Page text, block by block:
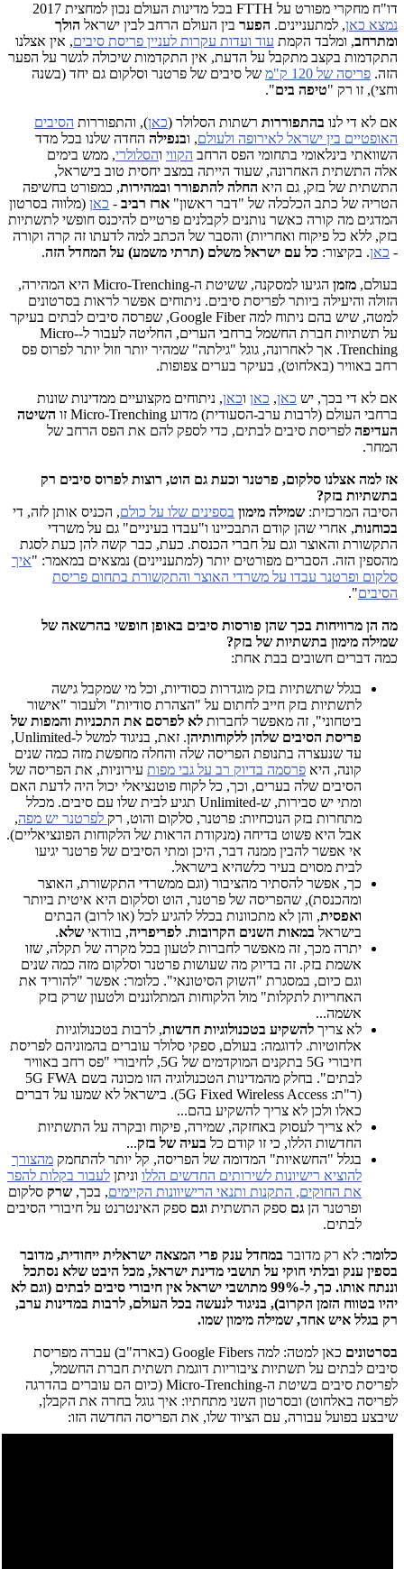
דו"ח מחקרי מפורט על FTTH בכל מדינות העולם נכון למחצית 2017
נמצא כאן, למתעניינים. הפער בין העולם הרחב לבין ישראל הולך
ומתרחב, ומלבד הקמת עוד ועדות עקרות לעניין פריסת סיבים, אין אצלנו
התקדמות בקצב מתקבל על הדעת, אין התקדמות שיכולה לגשר על הפער
הזה. פריסה של 120 ק"מ
של סיבים של פרטנר וסלקום גם יחד (בשנה
וחצי), זו רק "טיפה בים".
אם לא די לנו בהתפוררות רשתות הסלולר (כאן), והתפוררות הסיבים
האופטיים בין ישראל לאירופה ולעולם, ובנפילה החדה שלנו בכל מדד
השוואתי בינלאומי בתחומי הפס הרחב הקווי והסלולרי, ממש בימים
אלה התשתית האחרונה, שעוד הייתה במצב יחסית טוב בישראל,
התשתית של בזק, גם היא החלה להתפורר ובמהירות, כמפורט בחשיפה
הטריה של כתב הכלכלה של "דבר ראשון" ארז רביב - כאן (מלווה בסרטון
המדגים מה קורה כאשר נותנים לקבלנים פרטיים להיכנס חופשי לתשתיות
בזק, ללא כל פיקוח ואחריות) והסבר של הכתב למה לדעתו זה קרה וקורה
- כאן. בקיצור: כל עם ישראל משלם (תרתי משמע) על המחדל הזה.
בעולם, מזמן
הגיעו למסקנה, ששיטת ה-Micro-Trenching היא המהירה,
הזולה והיעילה ביותר לפריסת סיבים. ניתוחים אפשר לראות בסרטונים
למטה, שיש בהם ניתוח למה Google Fiber, שפרסה סיבים לבתים בעיקר
על תשתיות חברת החשמל ברחבי הערים, החליטה לעבור ל-Micro-
Trenching. אך לאחרונה, גוגל "גילתה" שמהיר יותר וזול יותר לפרוס פס
רחב באוויר (באלחוט), בעיקר בערים צפופות.
אם לא די בכך, יש כאן, כאן וכאן, ניתוחים מקצועיים ממדינות שונות
ברחבי העולם (לרבות ערב-הסעודית) מדוע Micro-Trenching זו
השיטה
העדיפה לפריסת סיבים לבתים, כדי לספק להם את הפס הרחב של
המחר.
אז למה אצלנו סלקום, פרטנר וכעת גם הוט, רוצות לפרוס סיבים רק
בתשתיות בזק?
הסיבה המרכזית: שמילה מימון בספינים שלו על כולם, הכניס אותן לזה, די
בכוחנות, אחרי שהן קודם התבכיינו ו"עבדו בעיניים" גם על משרדי
התקשורת והאוצר וגם על חברי הכנסת. כעת, כבר קשה להן כעת לסגת
מהספין הזה. הסברים מפורטים יותר (למתעניינים) נמצאים במאמר: "איך
סלקום ופרטנר עבדו על משרדי האוצר והתקשורת בתחום פריסת
הסיבים".
מה הן מרוויחות בכך שהן פורסות סיבים באופן חופשי בהרשאה של
שמילה מימון בתשתיות של בזק?
כמה דברים חשובים בבת אחת:
בגלל שתשתיות בזק מוגדרות כסודיות, וכל מי שמקבל גישה
לתשתיות בזק חייב לחתום על "הצהרת סודיות" ולעבור "אישור
ביטחוני", זה מאפשר לחברות לא לפרסם את התכניות והמפות של
פריסת הסיבים שלהן ללקוחותיהן
. זאת, בניגוד למשל ל-Unlimited,
עד שנעצרה בתנופת הפריסה שלה והחלה מחפשת מזה כמה שנים
קונה, היא פרסמה בדיוק רב על גבי מפות עירוניות, את הפריסה של
הסיבים שלה בערים, וכך, כל לקוח פוטנציאלי יכול היה לדעת האם
ומתי יש סבירות, ש-Unlimited תגיע לבית שלו עם סיבים. מכלל
מתחרות בזק הנוכחיות: פרטנר, סלקום והוט, רק לפרטנר יש מפה,
אבל היא פשוט בדיחה (מנקודת הראות של הלקוחות הפונציאליים).
אי אפשר להבין ממנה דבר, היכן ומתי הסיבים של פרטנר יגיעו
לבית מסוים בעיר כלשהיא בישראל.
כך, אפשר להסתיר מהציבור (וגם ממשרדי התקשורת, האוצר
ומהכנסת), שהפריסה של פרטנר, הוט וסלקום היא איטית ביותר
ואפסית, והן לא מתכוונות בכלל להגיע לכל (או לרוב) הבתים
בישראל במאות השנים הקרובות. לפריפריה, בוודאי שלא.
יתרה מכך, זה מאפשר לחברות לטעון בכל מקרה של תקלה, שזו
אשמת בזק. זה בדיוק מה שעושות פרטנר וסלקום מזה כמה שנים
וגם כיום, במסגרת "השוק הסיטונאי". כלומר: אפשר "להוריד את
האחריות לתקלות" מול הלקוחות המתלוננים ולטעון שרק בזק
אשמה...
לא צריך להשקיע בטכנולוגיות חדשות, לרבות בטכנולוגיות
אלחוטיות. לדוגמה: בעולם, ספקי סלולר עוברים בהמוניהם לפריסת
חיבורי 5G בתקנים המוקדמים של 5G, לחיבורי "פס רחב באוויר
לבתים". בחלק מהמדינות הטכנולוגיה הזו מכונה בשם 5G FWA
(ר"ת: 5G Fixed Wireless Access). בישראל לא שמעו על דברים
כאלו ולכן לא צריך להשקיע בהם...
לא צריך לעסוק באחזקה, שמירה, פיקוח ובקרה על התשתיות
החדשות הללו, כי זו קודם כל בעיה של בזק...
בגלל "החשאיות" המדומה של הפריסה, קל יותר להתחמק מהצורך
להוציא רישיונות לשירותים החדשים הללו וניתן לעבור בקלות להפר
את החוקים, התקנות ותנאי הרישיוונות הקיימים, בכך, שרק סלקום
ופרטנר הן גם ספק התשתית וגם ספק האינטרנט על חיבורי הסיבים
לבתים.
כלומר: לא רק מדובר במחדל ענק פרי המצאה ישראלית ייחודית, מדובר
בספין ענק ובלתי חוקי על תושבי מדינת ישראל, מכל היבט שלא נסתכל
וננתח אותו.
כך, ל-99% מתושבי ישראל אין חיבורי סיבים לבתים (וגם לא
יהיו בטווח הזמן הקרוב), בניגוד לנעשה בכל העולם, לרבות במדינות ערב,
רק בגלל איש אחד, שמילה מימון שמו.
בסרטונים
כאן למטה: למה Google Fibers (בארה"ב) עברה מפריסת
סיבים לבתים על תשתיות ציבוריות דוגמת תשתית חברת החשמל,
לפריסת סיבים בשיטת ה-Micro-Trenching (כיום הם עוברים בהדרגה
לפריסה באלחוט) ובסרטון השני מתחתיו: איך גוגל בחרה את הקבלן,
שיבצע בפועל עבורה, עם הציוד שלו, את הפריסה החדשה הזו: